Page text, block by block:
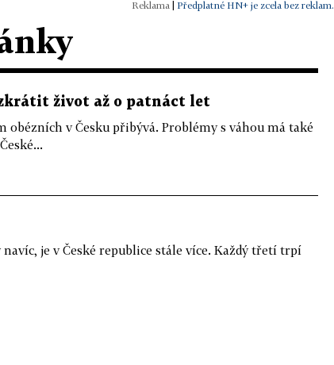
Předplatné HN+ je zcela bez reklam.
život až o patnáct let
v Česku přibývá. Problémy s váhou má také
je v České republice stále více. Každý třetí trpí